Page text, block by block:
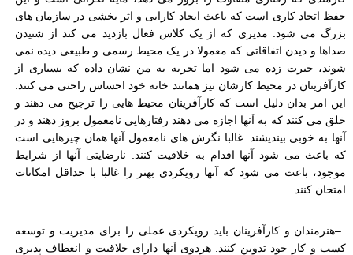
حفظ اتحاد کاری است که باعث ایجاد کارایی و اثر بخشی در سازمان های
بزرگ می شود. مدیری که از یک کلاس فعال بازدید می کند از شنیدن
صداها و دیدن اتفاقاتی که معمولا در یک محیط رسمی و طبیعی دیده نمی
شوند، حیرت زده می شود اما تجربه به من نشان داده که بسیاری از
کارآفرینان در محیط کارشان نیز همانند خانه خود احساس راحتی می کنند.
این امر بدان دلیل است که کارآفرینان محیط هایی را ترجیح می دهند و
خلق می کنند که به آنها اجازه می دهند رفتارهایی نامعمول بروز دهند و در
آنها به خوبی بیندیشند. غالبا نگرش های نامعمول آنها همان چیزهایی است
که باعث می شود آنها اقدام به خلاقیت کنند. نارضایتی آنها از شرایط
موجود، باعث می شود که آنها رویکردی بهتر را غالبا با حداقل امکانات
امتحان کنند
–هنرمندان و کارآفرینان باید رویکردی عملی را برای مدیریت و توسعه
کسب و کار خود تدوین کنند. هردوی آنها دارای خلاقیت و انعطاف پذیری